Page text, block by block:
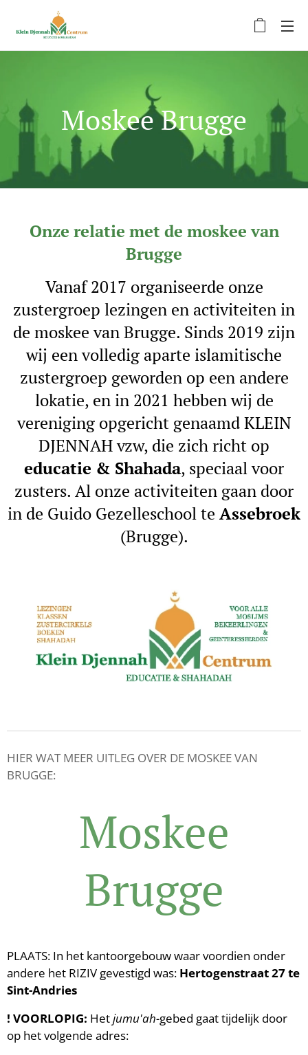
Moskee Brugge
Onze relatie met de moskee van
Brugge
Vanaf 2017 organiseerde onze
zustergroep lezingen en activiteiten in
de moskee van Brugge. Sinds 2019 zijn
wij een volledig aparte islamitische
zustergroep geworden op een andere
lokatie, en in 2021 hebben wij de
vereniging opgericht genaamd KLEIN
DJENNAH vzw, die zich richt op
educatie & Shahada, speciaal voor
zusters. Al onze activiteiten gaan door
in de Guido Gezelleschool te Assebroek
(Brugge).
HIER WAT MEER UITLEG OVER DE MOSKEE VAN
BRUGGE:
Moskee
Brugge
PLAATS: In het kantoorgebouw waar voordien onder
andere het RIZIV gevestigd was: Hertogenstraat 27 te
Sint-Andries
! VOORLOPIG: Hetjumu'ah-gebed gaat tijdelijk door
op het volgende adres: